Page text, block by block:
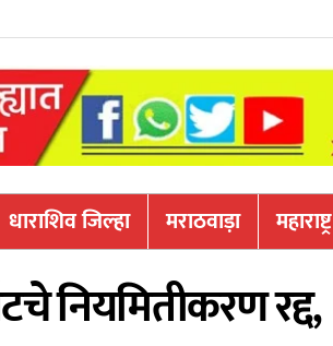
धाराशिव जिल्हा मराठवाड़ा महाराष्ट्र
नियमितीकरण रद्द,